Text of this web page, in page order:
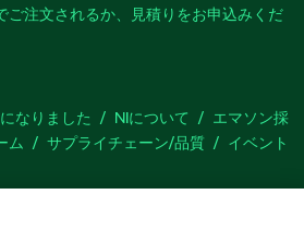
ご注文されるか、見積りをお申込みくだ
なりました NIについて
エマソン採
ム サプライチェーン/品質 イベント